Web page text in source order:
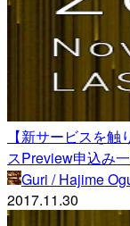
【新サービスを
スPreview申込み
Guri / Hajime
2017.11.30